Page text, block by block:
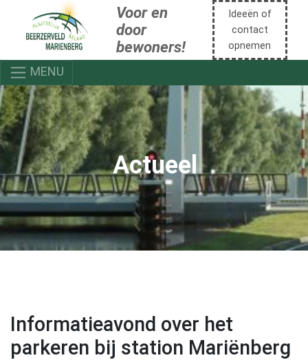
Voor en
door
bewoners!
Ideeën of
contact
opnemen
MENU
Actueel
Informatieavond over het
parkeren bij station Mariënberg